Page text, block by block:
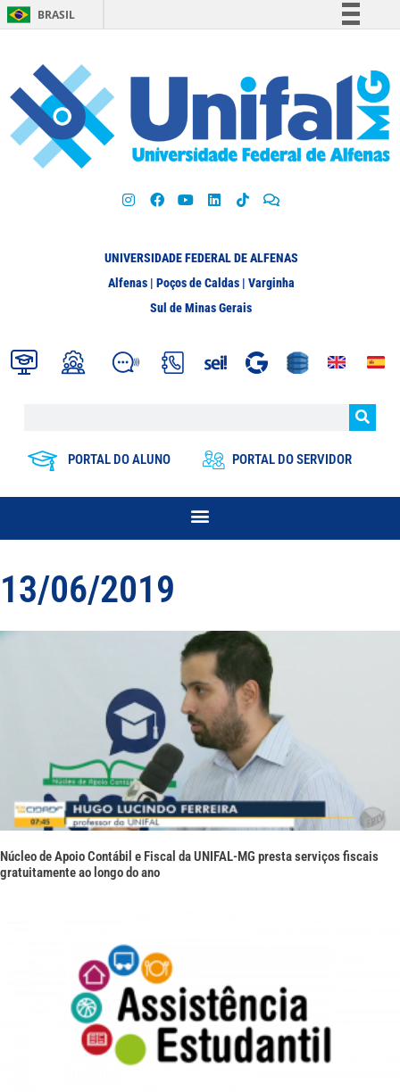
BRASIL
Participe
Acesso à informação
Legislação
UNIVERSIDADE FEDERAL DE ALFENAS
Alfenas | Poços de Caldas | Varginha
Sul de Minas Gerais
PORTAL DO ALUNO PORTAL DO SERVIDOR
13/06/2019
Núcleo de Apoio Contábil e Fiscal da UNIFAL-MG presta serviços fiscais
gratuitamente ao longo do ano